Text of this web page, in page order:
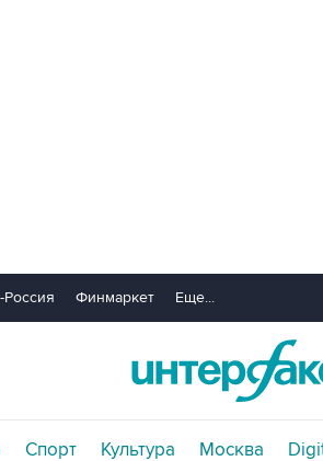
Финмаркет Еще...
Спорт Культура Москва